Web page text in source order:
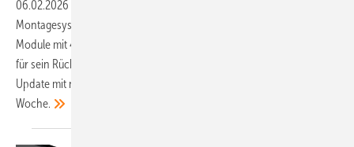
06.02.2026
Montagesystem für Flachdächer. Winaico zeigt bifaziale Glas-Glas-
Module mit 485 Watt und Aiko erhält ein Zertifikat für Explosionsschutz
für sein Rückkontaktmodul. PV Sol Premium erfährt auch 2026 ein
Update mit neuen Funktionen. Das sind unsere Produkte der
Woche.